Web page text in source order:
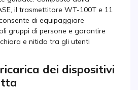
il trasmettitore WT-100T e 11
di equipaggiare
gruppi di persone e garantire
e nitida tra gli utenti
dei dispositivi